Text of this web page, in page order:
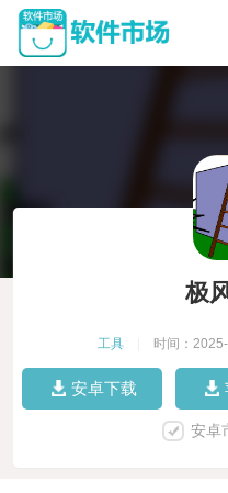
极
工具 时间：
安卓下载
安卓